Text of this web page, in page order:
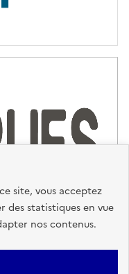
site, vous acceptez
des statistiques en vue
nos contenus.
Mentions